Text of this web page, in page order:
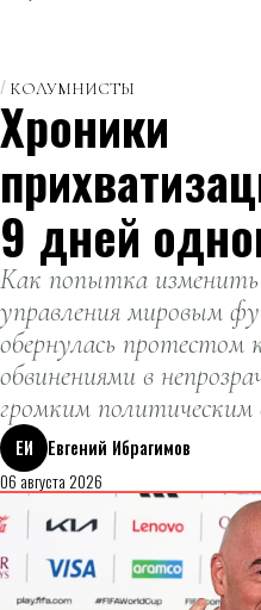
собак по
штурму
бункеров
КНДР
блокированию
и штурму
тоннелей.
КОЛУМНИСТЫ
Хроники
9 дней
Как попытка
управления мировым
обернулась протестом
обвинениями в
громким политическим
ЕИ
Евгений Ибрагимов
06 августа 2026